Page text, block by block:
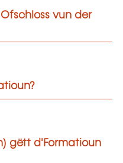
vun der
gëtt d'Formatioun